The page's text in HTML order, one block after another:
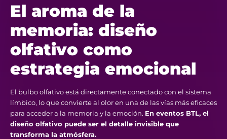
El aroma de la
memoria: diseño
olfativo como
estrategia emocional
El bulbo olfativo está directamente conectado con el sistema
límbico, lo que convierte al olor en una de las vías más eficaces
para acceder a la memoria y la emoción. En eventos BTL, el
diseño olfativo puede ser el detalle invisible que
transforma la atmósfera.